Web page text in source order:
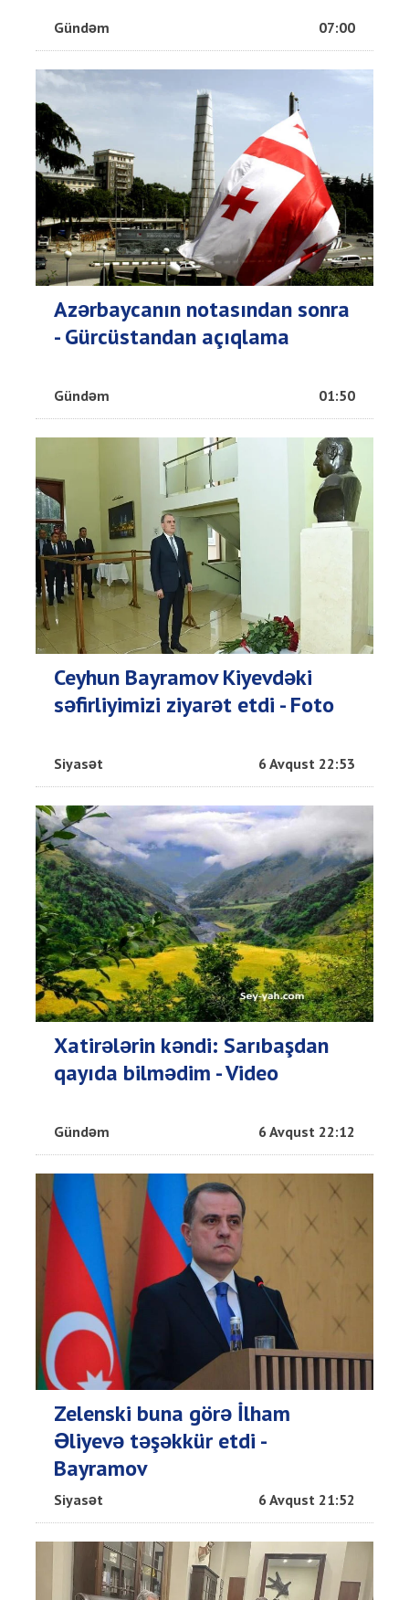
Gündəm 07:00
Azərbaycanın notasından sonra
- Gürcüstandan açıqlama
Gündəm 01:50
Ceyhun Bayramov Kiyevdəki
səfirliyimizi ziyarət etdi - Foto
Siyasət 6 Avqust 22:53
Xatirələrin kəndi: Sarıbaşdan
qayıda bilmədim - Video
Gündəm 6 Avqust 22:12
Zelenski buna görə İlham
Əliyevə təşəkkür etdi -
Bayramov
Siyasət 6 Avqust 21:52